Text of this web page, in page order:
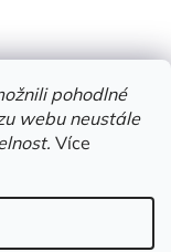
pohodlné
webu neustále
Více